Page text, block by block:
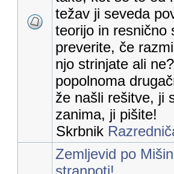
težav ji seveda
teorijo in resnično
preverite, če
njo strinjate ali
popolnoma
že našli rešitve, ji
zanima, ji pišite!
Skrbnik
Zemljevid po
stranpoti!